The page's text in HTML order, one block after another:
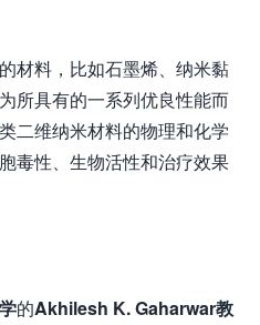
材料，比如石墨烯、纳米黏
所具有的一系列优良性能而
二维纳米材料的物理和化学
毒性、生物活性和治疗效果
的Akhilesh K. Gaharwar教